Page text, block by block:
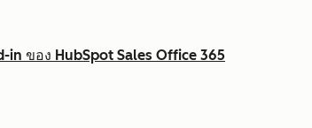
in ของ HubSpot Sales Office 365